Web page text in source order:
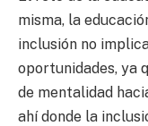
misma, la
inclusión no
oportunidades, ya
de mentalidad
ahí donde la